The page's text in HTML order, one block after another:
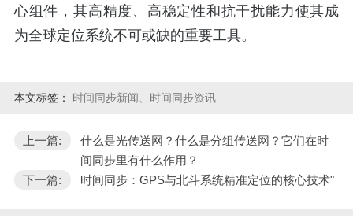
心组件，其高精度、高稳定性和抗干扰能力使其成
为全球定位系统不可或缺的重要工具。
本文标签： 时间同步新闻、时间同步资讯
上一篇:
什么是光传送网？什么是分组传送网？它们在时
间同步里有什么作用？
下一篇:
时间同步：GPS与北斗系统精准定位的核心技术"